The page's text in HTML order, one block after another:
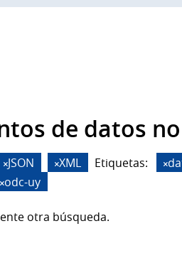
de datos
JSON XML Etiquetas:
odc-uy
otra búsqueda.